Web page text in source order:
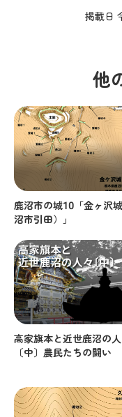
掲載日
他
鹿沼市の城10「金ヶ沢
沼市引田）」
高家旗本と近世鹿沼の
〔中〕農民たちの闘い